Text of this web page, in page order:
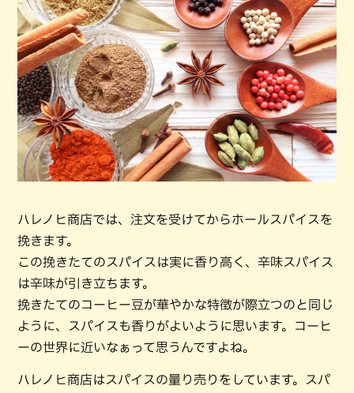
ハレノヒ商店では、注文を受けてからホールスパイスを
挽きます。
この挽きたてのスパイスは実に香り高く、辛味スパイス
は辛味が引き立ちます。
挽きたてのコーヒー豆が華やかな特徴が際立つのと同じ
ように、スパイスも香りがよいように思います。コーヒ
ーの世界に近いなぁって思うんですよね。
ハレノヒ商店はスパイスの量り売りをしています。スパ